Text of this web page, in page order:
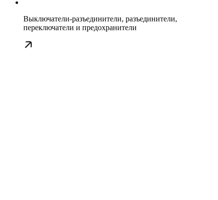
Выключатели-разъединители, разъединители,
переключатели и предохранители